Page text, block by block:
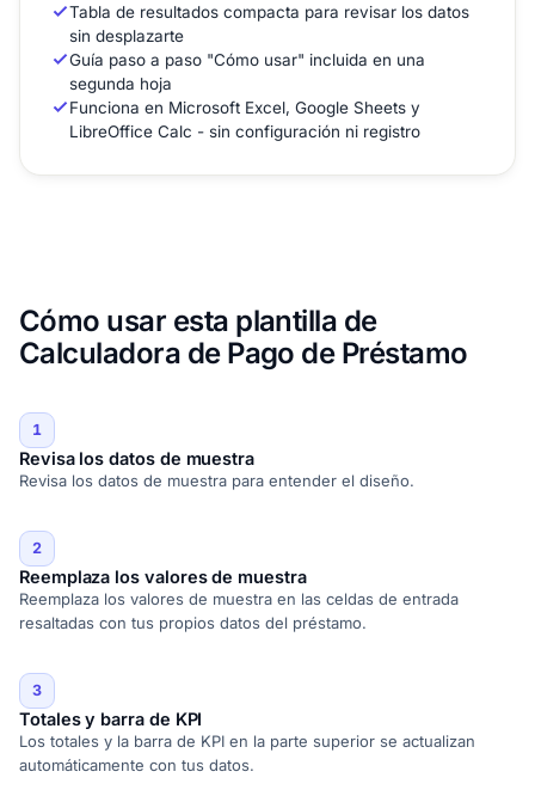
Tabla de resultados compacta para revisar los datos
sin desplazarte
Guía paso a paso "Cómo usar" incluida en una
segunda hoja
Funciona en Microsoft Excel, Google Sheets y
LibreOffice Calc - sin configuración ni registro
Cómo usar esta plantilla de
Calculadora de Pago de Préstamo
1
Revisa los datos de muestra
Revisa los datos de muestra para entender el diseño.
2
Reemplaza los valores de muestra
Reemplaza los valores de muestra en las celdas de entrada
resaltadas con tus propios datos del préstamo.
3
Totales y barra de KPI
Los totales y la barra de KPI en la parte superior se actualizan
automáticamente con tus datos.